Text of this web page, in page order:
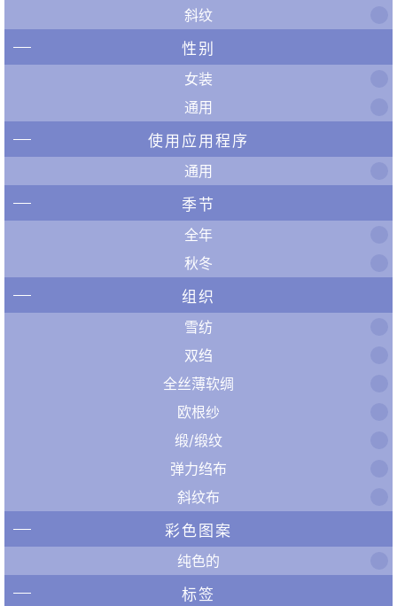
斜纹
性别
女装
通用
使用应用程序
通用
季节
全年
秋冬
组织
雪纺
双绉
全丝薄软绸
欧根纱
缎/缎纹
弹力绉布
斜纹布
彩色图案
纯色的
标签